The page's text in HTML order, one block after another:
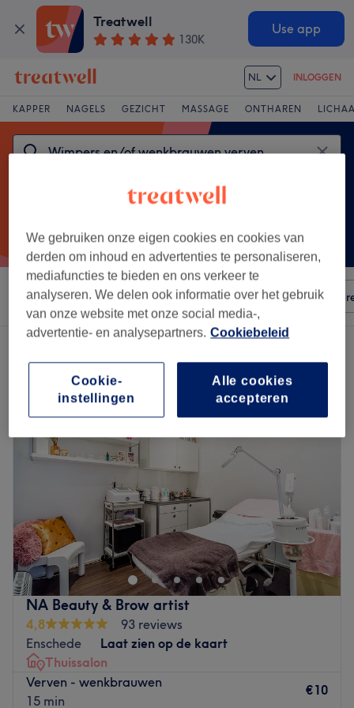
Treatwell
130K
Use app
NL INLOGGEN
KAPPER NAGELS GEZICHT MASSAGE ONTHAREN
Sorteer op Elke prijs Voorzieningen Salons
NA Beauty & Brow artist
4,8
93 reviews
Enschede
Laat zien op de kaart
Thuissalon
Verven - wenkbrauwen
15 min
€10
We gebruiken onze eigen cookies en cookies van
derden om inhoud en advertenties te personaliseren,
mediafuncties te bieden en ons verkeer te
analyseren. We delen ook informatie over het gebruik
van onze website met onze social media-,
advertentie- en analysepartners. Cookiebeleid
Alle cookies
accepteren
Cookie-
instellingen